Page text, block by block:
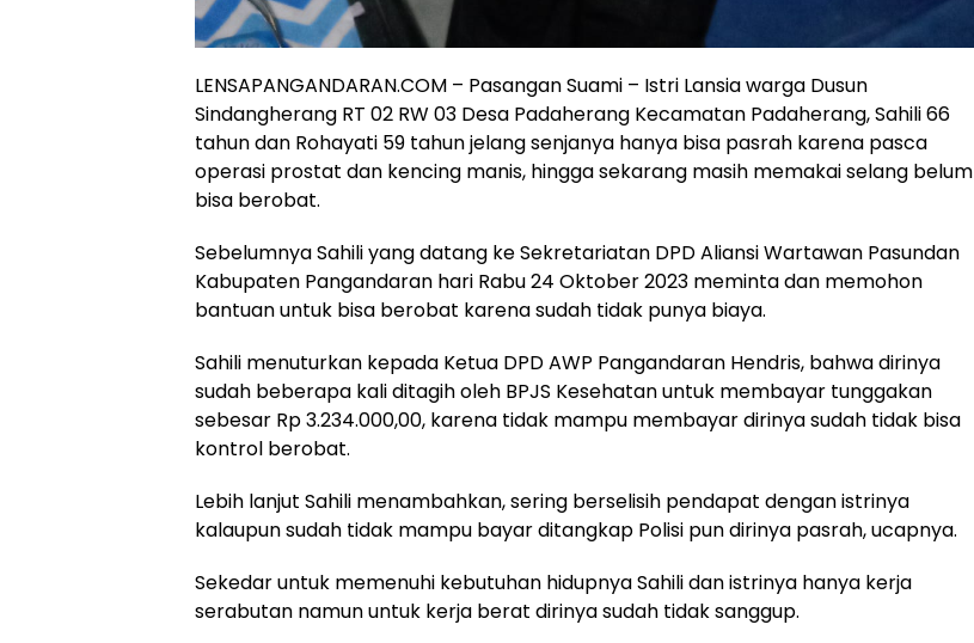
LENSAPANGANDARAN.COM – Pasangan Suami – Istri Lansia warga Dusun
Sindangherang RT 02 RW 03 Desa Padaherang Kecamatan Padaherang, Sahili 66
tahun dan Rohayati 59 tahun jelang senjanya hanya bisa pasrah karena pasca
operasi prostat dan kencing manis, hingga sekarang masih memakai selang belum
bisa berobat.
Sebelumnya Sahili yang datang ke Sekretariatan DPD Aliansi Wartawan Pasundan
Kabupaten Pangandaran hari Rabu 24 Oktober 2023 meminta dan memohon
bantuan untuk bisa berobat karena sudah tidak punya biaya.
Sahili menuturkan kepada Ketua DPD AWP Pangandaran Hendris, bahwa dirinya
sudah beberapa kali ditagih oleh BPJS Kesehatan untuk membayar tunggakan
sebesar Rp 3.234.000,00, karena tidak mampu membayar dirinya sudah tidak bisa
kontrol berobat.
Lebih lanjut Sahili menambahkan, sering berselisih pendapat dengan istrinya
kalaupun sudah tidak mampu bayar ditangkap Polisi pun dirinya pasrah, ucapnya.
Sekedar untuk memenuhi kebutuhan hidupnya Sahili dan istrinya hanya kerja
serabutan namun untuk kerja berat dirinya sudah tidak sanggup.